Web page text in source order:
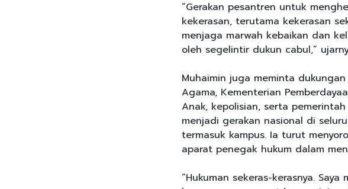
“Gerakan pesantren untuk
kekerasan, terutama kekerasan
menjaga marwah kebaikan dan
oleh segelintir dukun cabul,”
Muhaimin juga meminta
Agama, Kementerian
Anak, kepolisian, serta
menjadi gerakan nasional di
termasuk kampus. Ia turut
aparat penegak hukum dalam
“Hukuman sekeras-kerasnya.